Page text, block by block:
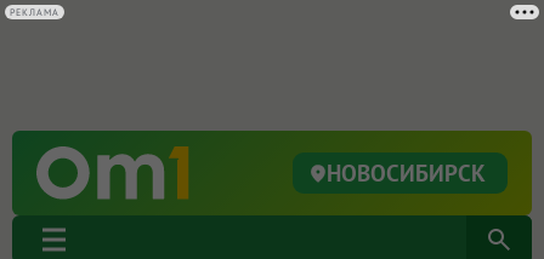
НОВОСИБИРСК
РЕКЛАМА